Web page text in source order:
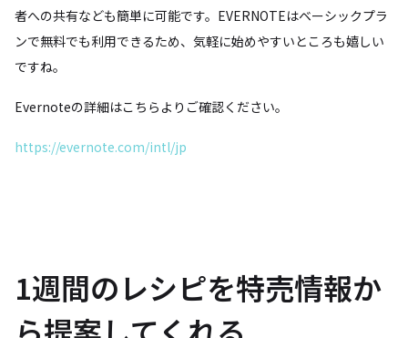
者への共有なども簡単に可能です。EVERNOTEはベーシックプラ
ンで無料でも利用できるため、気軽に始めやすいところも嬉しい
ですね。
Evernoteの詳細はこちらよりご確認ください。
https://evernote.com/intl/jp
1週間のレシピを特売情報か